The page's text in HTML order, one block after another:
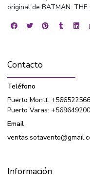
original de BATMAN: THE
Contacto
Teléfono
Puerto Montt:
Puerto Varas:
Email
Información